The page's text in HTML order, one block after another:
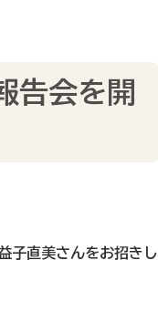
告会を開
子直美さんをお招きし